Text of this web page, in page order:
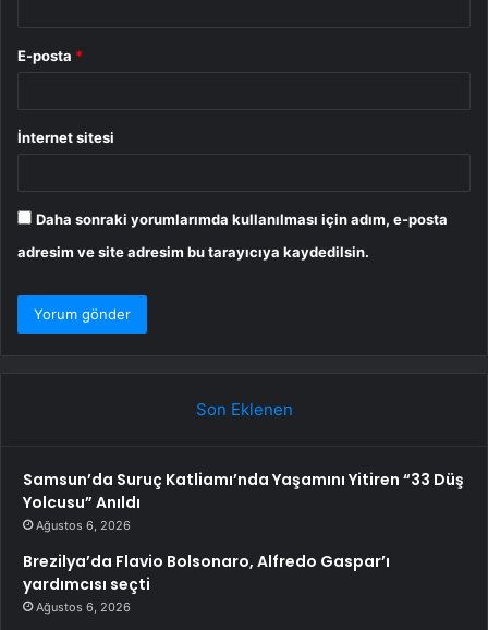
E-posta *
İnternet sitesi
Daha sonraki yorumlarımda kullanılması için adım, e-posta
adresim ve site adresim bu tarayıcıya kaydedilsin.
Son Eklenen
Samsun’da Suruç Katliamı’nda Yaşamını Yitiren “33 Düş
Yolcusu” Anıldı
Ağustos 6, 2026
Brezilya’da Flavio Bolsonaro, Alfredo Gaspar’ı
yardımcısı seçti
Ağustos 6, 2026